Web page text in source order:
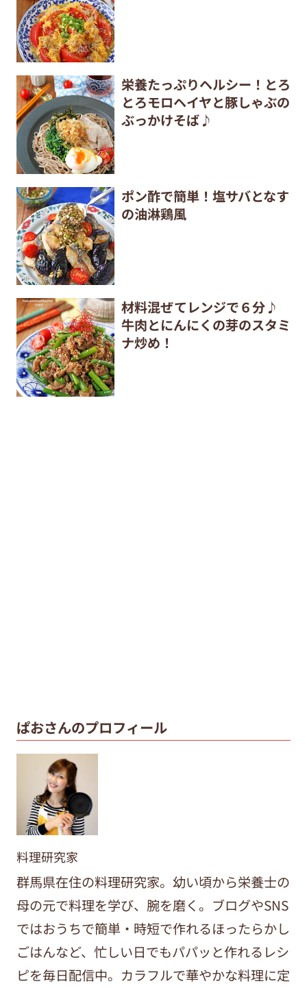
栄養たっぷりヘルシー！とろ
とろモロヘイヤと豚しゃぶの
ぶっかけそば♪
ポン酢で簡単！塩サバとなす
の油淋鶏風
材料混ぜてレンジで６分♪
牛肉とにんにくの芽のスタミ
ナ炒め！
ぱおさんのプロフィール
料理研究家
群馬県在住の料理研究家。幼い頃から栄養士の
母の元で料理を学び、腕を磨く。ブログやSNS
ではおうちで簡単・時短で作れるほったらかし
ごはんなど、忙しい日でもパパッと作れるレシ
ピを毎日配信中。カラフルで華やかな料理に定